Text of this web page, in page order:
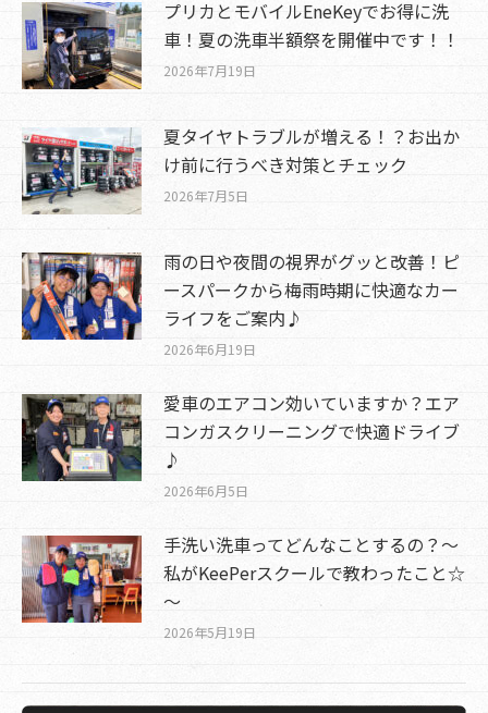
プリカとモバイルEneKeyでお得に洗
車！夏の洗車半額祭を開催中です！！
2026年7月19日
夏タイヤトラブルが増える！？お出か
け前に行うべき対策とチェック
2026年7月5日
雨の日や夜間の視界がグッと改善！ピ
ースパークから梅雨時期に快適なカー
ライフをご案内♪
2026年6月19日
愛車のエアコン効いていますか？エア
コンガスクリーニングで快適ドライブ
♪
2026年6月5日
手洗い洗車ってどんなことするの？～
私がKeePerスクールで教わったこと☆
～
2026年5月19日